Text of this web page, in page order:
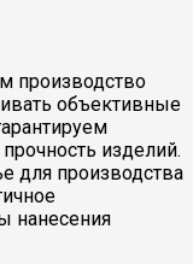
производство
объективные
изделий.
для производства
нанесения